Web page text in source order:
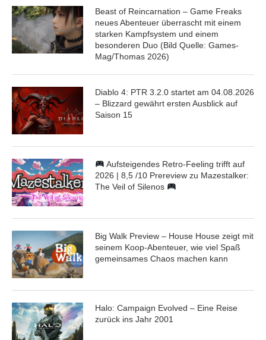
Beast of Reincarnation – Game Freaks
neues Abenteuer überrascht mit einem
starken Kampfsystem und einem
besonderen Duo (Bild Quelle: Games-
Mag/Thomas 2026)
Diablo 4: PTR 3.2.0 startet am 04.08.2026
– Blizzard gewährt ersten Ausblick auf
Saison 15
Aufsteigendes Retro-Feeling trifft auf
2026 | 8,5 /10 Prereview zu Mazestalker:
The Veil of Silenos
Big Walk Preview – House House zeigt mit
seinem Koop-Abenteuer, wie viel Spaß
gemeinsames Chaos machen kann
Halo: Campaign Evolved – Eine Reise
zurück ins Jahr 2001